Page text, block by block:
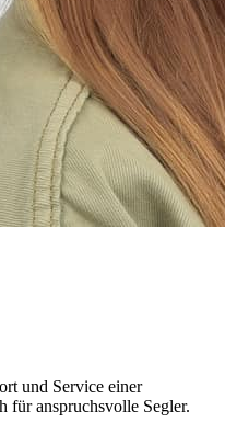
und Service einer
für anspruchsvolle Segler.